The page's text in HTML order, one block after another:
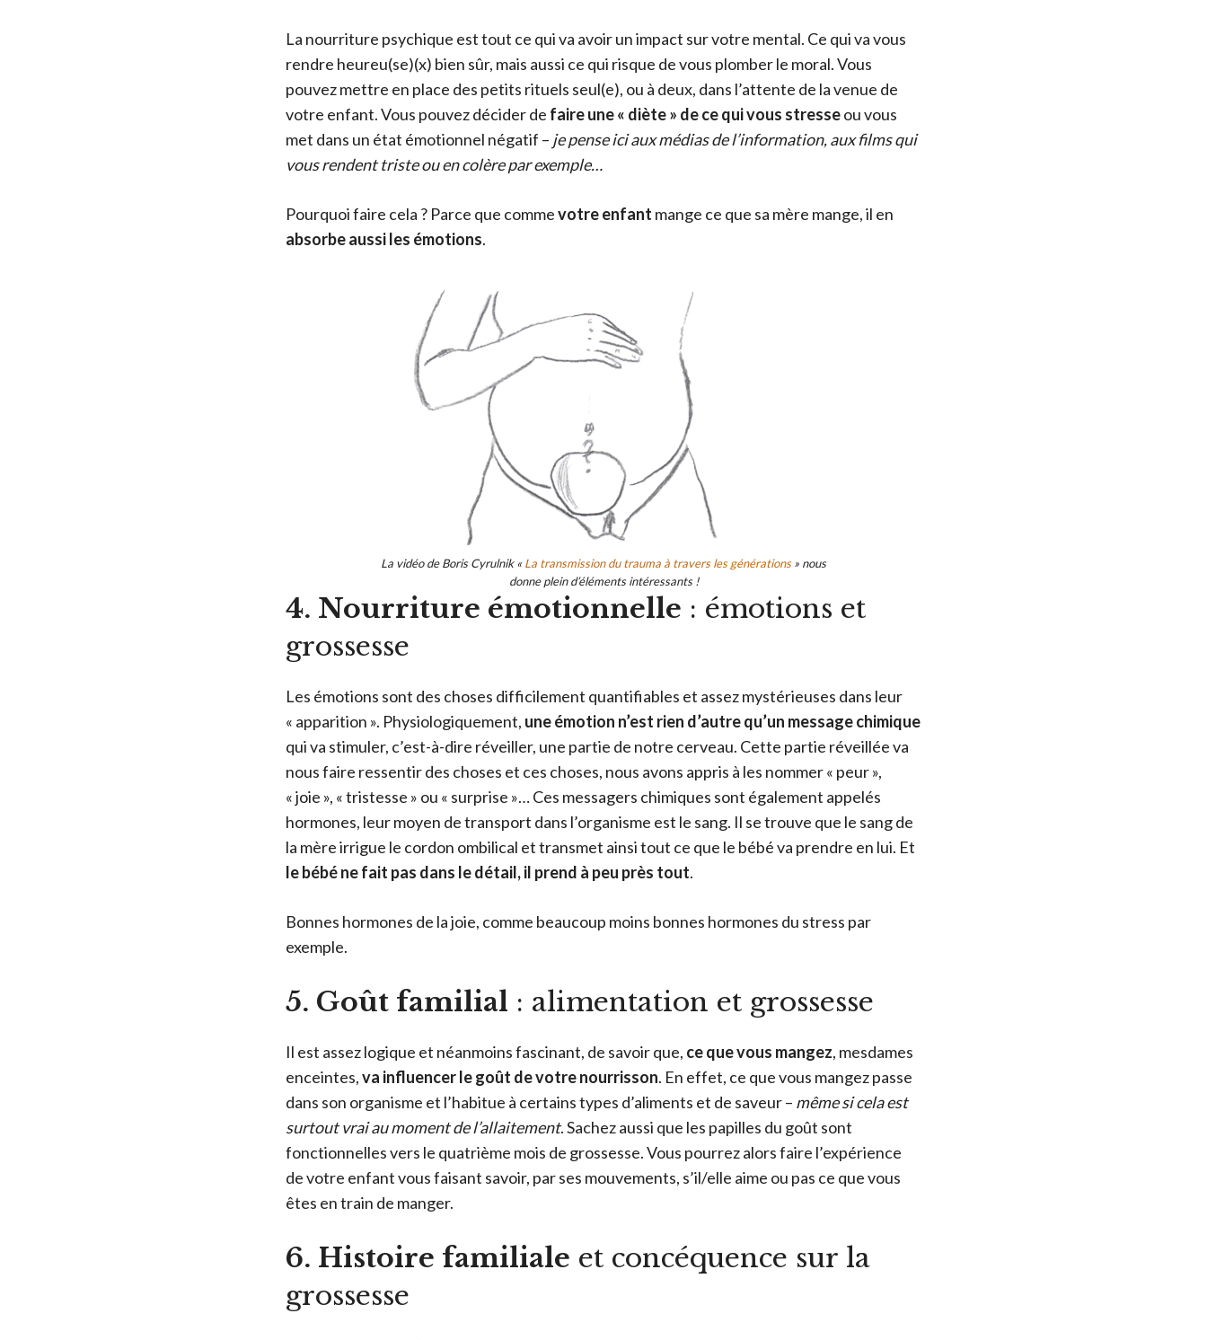
La nourriture psychique est tout ce qui va avoir un impact sur votre mental. Ce qui va vous
rendre heureu(se)(x) bien sûr, mais aussi ce qui risque de vous plomber le moral. Vous
pouvez mettre en place des petits rituels seul(e), ou à deux, dans l’attente de la venue de
votre enfant. Vous pouvez décider de faire une « diète » de ce qui vous stresseou vous
met dans un état émotionnel négatif – je pense ici aux médias de l’information, aux films qui
vous rendent triste ou en colère par exemple…
Pourquoi faire cela ? Parce que commevotre enfant mange ce que sa mère mange, il en
absorbe aussi les émotions.
La vidéo de Boris Cyrulnik «La transmission du trauma à travers les générations» nous
donne plein d’éléments intéressants !
4. Nourriture émotionnelle : émotions et
grossesse
Les émotions sont des choses difficilement quantifiables et assez mystérieuses dans leur
« apparition ». Physiologiquement, une émotion n’est rien d’autre qu’un message chimique
qui va stimuler, c’est-à-dire réveiller, une partie de notre cerveau. Cette partie réveillée va
nous faire ressentir des choses et ces choses, nous avons appris à les nommer « peur »,
« joie », « tristesse » ou « surprise »… Ces messagers chimiques sont également appelés
hormones, leur moyen de transport dans l’organisme est le sang. Il se trouve que le sang de
la mère irrigue le cordon ombilical et transmet ainsi tout ce que le bébé va prendre en lui. Et
le bébé ne fait pas dans le détail, il prend à peu près tout.
Bonnes hormones de la joie, comme beaucoup moins bonnes hormones du stress par
exemple.
5. Goût familial : alimentation et grossesse
Il est assez logique et néanmoins fascinant, de savoir que, ce que vous mangez, mesdames
enceintes,va influencer le goût de votre nourrisson. En effet, ce que vous mangez passe
dans son organisme et l’habitue à certains types d’aliments et de saveur – même si cela est
surtout vrai au moment de l’allaitement. Sachez aussi que les papilles du goût sont
fonctionnelles vers le quatrième mois de grossesse. Vous pourrez alors faire l’expérience
de votre enfant vous faisant savoir, par ses mouvements, s’il/elle aime ou pas ce que vous
êtes en train de manger.
6. Histoire familiale et concéquence sur la
grossesse